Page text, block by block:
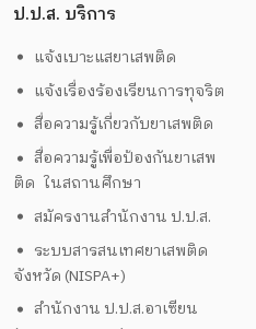
ป.ป.ส. บริการ
แจ้งเบาะแสยาเสพติด
แจ้งเรื่องร้องเรียนการทุจริต
สื่อความรู้เกี่ยวกับยาเสพติด
สื่อความรู้เพื่อป้องกันยาเสพ
ติด ในสถานศึกษา
สมัครงานสำนักงาน ป.ป.ส.
ระบบสารสนเทศยาเสพติด
จังหวัด (NISPA+)
สำนักงาน ป.ป.ส.อาเซียน